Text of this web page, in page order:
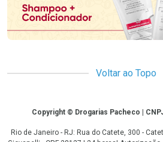
Voltar ao Topo
CopyrightCopyright © Drogarias Pacheco |
Rio de Janeiro - RJ: Rua do Catete, 300 -